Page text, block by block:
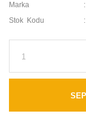
Marka
Stok Kodu